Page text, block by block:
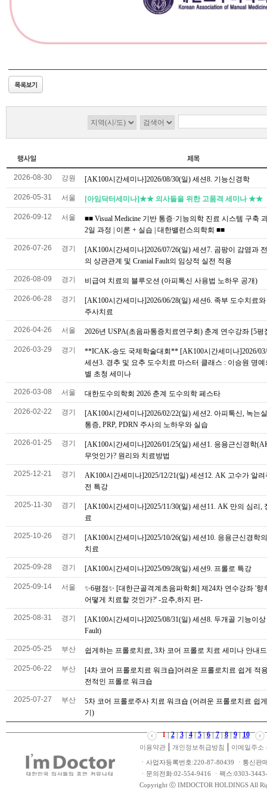
2026-08-30 강원 [AK100시간세미나]2026/08/30(일) 세션8. 기능신경학
2026-05-31 서울 [아임닥터세미나]★★ 의사들을 위한 고품격 세미나 ★★
2026-09-12 서울
■■ Visual Medicine 기반 통증·기능의학 진료 시스템 구축
2일 과정 | 이론 + 실습 | 대한밸런스의학회 ■■
2026-07-26 경기
[AK100시간세미나]2026/07/26(일) 세션7. 곰팡이 감염과
의 상관관계 및 Cranial Fault의 임상적 실전 적용
2026-08-09 경기 비급여 치료의 블루오션 (아피톡신 사용법 노하우 공개)
2026-06-28 경기
[AK100시간세미나]2026/06/28(일) 세션6. 족부 도수치료
주사치료
2026-04-26 서울 2026년 USPA(초음파통증치료연구회) 춘계 연수강좌 [5평
2026-03-29 경기
**ICAK-송도 국제학술대회** [AK100시간세미나]2026/
세션3. 경추 및 요추 도수치료 마스터 클래스 : 이승원 명예
별 초청 세미나
2026-03-08 서울 대한도수의학회 2026 춘계 도수의학 페스타
2026-02-22 경기
[AK100시간세미나]2026/02/22(일) 세션2. 아피톡신, 녹는
통증, PRP, PDRN 주사의 노하우와 실습
2026-01-25 경기
[AK100시간세미나]2026/01/25(일) 세션1. 응용근신경학
무엇인가? 원리와 치료방법
2025-12-21 경기
AK100시간세미나]2025/12/21(일) 세션12. AK 고수가 알
전 특강
2025-11-30 경기
[AK100시간세미나]2025/11/30(일) 세션11. AK 만의 심리,
료
2025-10-26 경기
[AK100시간세미나]2025/10/26(일) 세션10. 응용근신경학
치료
2025-09-28 경기 [AK100시간세미나]2025/09/28(일) 세션9. 프롤로 특강
2025-09-14 서울
✨6평점✨ [대한근골격계초음파학회] 제24차 연수강좌 '향
어떻게 치료할 것인가?' -요추,하지 편-
2025-08-31 경기
[AK100시간세미나]2025/08/31(일) 세션8. 두개골 기능이상
Fault)
2025-05-25 부산 쉽게하는 프롤로치료, 3차 코어 프롤로 치료 세미나 안내
2025-06-22 부산
[4차 코어 프롤로치료 워크숍]어려운 프롤로치료 쉽게 적
전적인 프롤로 워크숍
2025-07-27 부산
5차 코어 프롤로주사 치료 워크숍 (어려운 프롤로치료 쉽
기)
1|2|3|4|5|6|7|8|9|10
이용약관 | 개인정보취급방침 | 이메일주소
ㆍ사업자등록번호:220-87-80439 ㆍ통신판
ㆍ문의전화:02-554-9416 ㆍ팩스:0303-
Copyright ⓒ IMDOCTOR HOLDINGS All